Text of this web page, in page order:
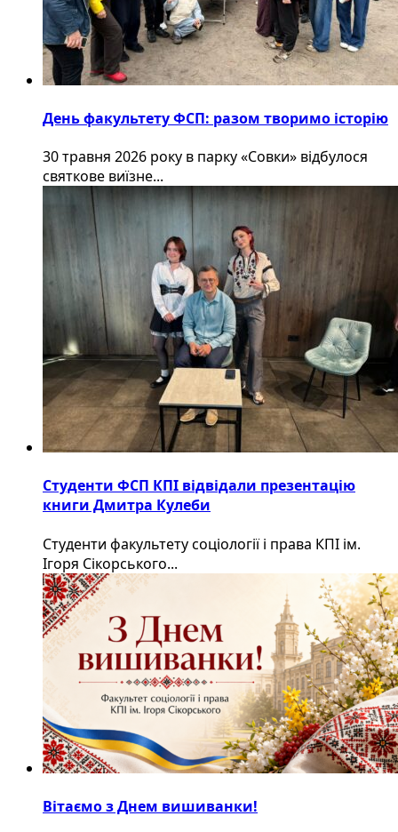
День факультету ФСП: разом творимо історію
30 травня 2026 року в парку «Совки» відбулося
святкове виїзне...
Студенти ФСП КПІ відвідали презентацію
книги Дмитра Кулеби
Студенти факультету соціології і права КПІ ім.
Ігоря Сікорського...
Вітаємо з Днем вишиванки!